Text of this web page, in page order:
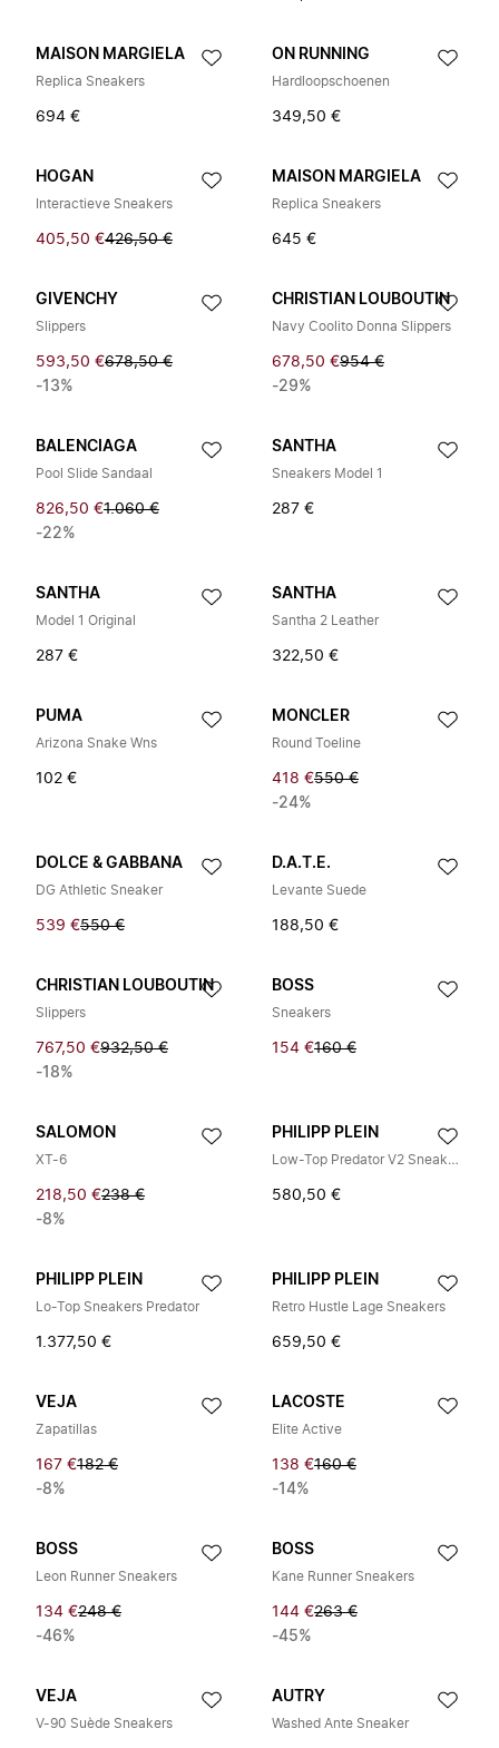
MAISON MARGIELA
Replica Sneakers
694 €
ON RUNNING
Hardloopschoenen
349,50 €
HOGAN
Interactieve Sneakers
405,50 €426,50 €
MAISON MARGIELA
Replica Sneakers
645 €
GIVENCHY
Slippers
593,50 €678,50 €
-13%
CHRISTIAN LOUBOUTIN
Navy Coolito Donna Slippers
678,50 €954 €
-29%
BALENCIAGA
Pool Slide Sandaal
826,50 €1.060 €
-22%
SANTHA
Sneakers Model 1
287 €
SANTHA
Model 1 Original
287 €
SANTHA
Santha 2 Leather
322,50 €
PUMA
Arizona Snake Wns
102 €
MONCLER
Round Toeline
418 €550 €
-24%
DOLCE & GABBANA
DG Athletic Sneaker
539 €550 €
D.A.T.E.
Levante Suede
188,50 €
CHRISTIAN LOUBOUTIN
Slippers
767,50 €932,50 €
-18%
BOSS
Sneakers
154 €160 €
SALOMON
XT-6
218,50 €238 €
-8%
PHILIPP PLEIN
Low-Top Predator V2 Sneakers
580,50 €
PHILIPP PLEIN
Lo-Top Sneakers Predator
1.377,50 €
PHILIPP PLEIN
Retro Hustle Lage Sneakers
659,50 €
VEJA
Zapatillas
167 €182 €
-8%
LACOSTE
Elite Active
138 €160 €
-14%
BOSS
Leon Runner Sneakers
134 €248 €
-46%
BOSS
Kane Runner Sneakers
144 €263 €
-45%
VEJA
V-90 Suède Sneakers
AUTRY
Washed Ante Sneaker